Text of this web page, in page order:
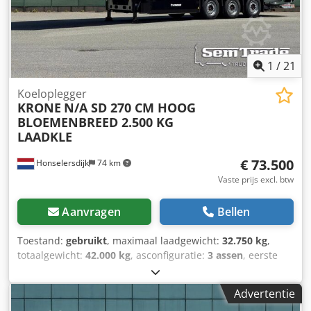
1 /21
Honselersdijk 74 km
Koeloplegger
KRONE N/A SD 270 CM HOOG
BLOEMENBREED 2.500 KG
LAADKLE
€ 73.500
Vaste prijs excl. btw
Aanvragen Bellen
Toestand: gebruikt, maximaal laadgewicht: 32.750 kg,
totaalgewicht: 42.000 kg, asconfiguratie: 3 assen, eerste
, volgende keuring (TÜV):
laadruimte lengte:13.300 mm, laadruimtebreedte:2.500
mm, laadruimtehoogte:2.700 mm, totale lengte:14.040
Advertentie